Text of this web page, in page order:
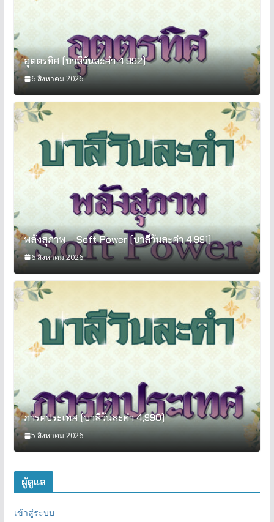
อุตตรทิศ (บาลีวันละคำ 4,992)
6 สิงหาคม 2026
พลังสุภาพ – Soft Power (บาลีวันละคำ 4,991)
6 สิงหาคม 2026
ภารตประเทศ (บาลีวันละคำ 4,990)
5 สิงหาคม 2026
ผู้ดูแล
เข้าสู่ระบบ